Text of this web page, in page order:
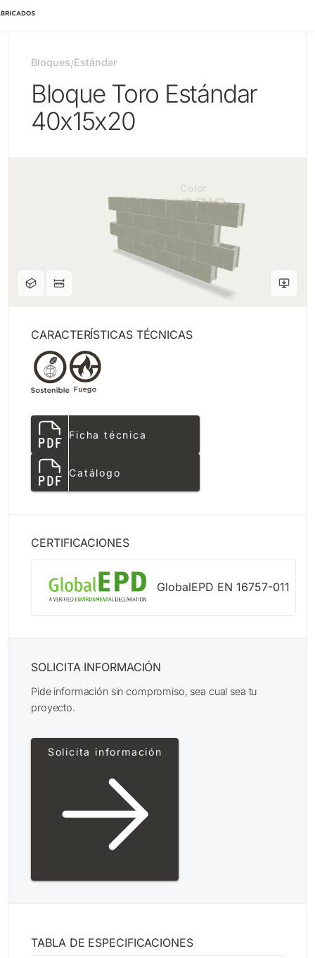
Color
GRIS
Bloques/Estándar
Bloque Toro Estándar
40x15x20
CARACTERÍSTICAS TÉCNICAS
Ficha técnica
Catálogo
CERTIFICACIONES
GlobalEPD EN 16757-011
SOLICITA INFORMACIÓN
Pide información sin compromiso, sea cual sea tu
proyecto.
Solicita información
TABLA DE ESPECIFICACIONES